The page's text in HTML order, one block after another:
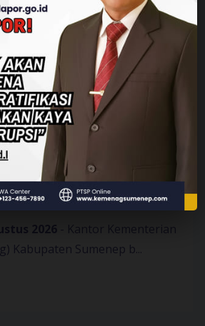
dan
Wujudkan
Huni bagi
2026 - Kantor Kementerian
Kabupaten Sumenep b...